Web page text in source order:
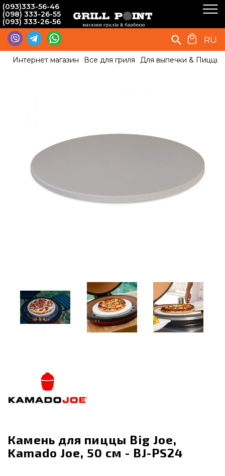
(093)333-56-46
(098) 333-26-55
(093) 333-26-56
RU
Интернет магазин Все для гриля Для выпечки & Пиццы
Камень для пиццы Big Joe,
Kamado Joe, 50 см - BJ-PS24